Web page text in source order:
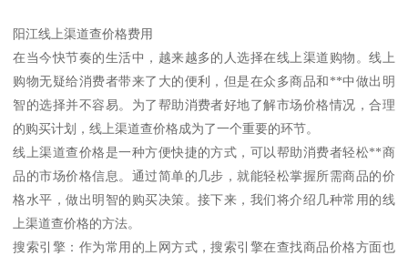
阳江线上渠道查价格费用
在当今快节奏的生活中，越来越多的人选择在线上渠道购物。线上
购物无疑给消费者带来了大的便利，但是在众多商品和**中做出明
智的选择并不容易。为了帮助消费者好地了解市场价格情况，合理
的购买计划，线上渠道查价格成为了一个重要的环节。
线上渠道查价格是一种方便快捷的方式，可以帮助消费者轻松**商
品的市场价格信息。通过简单的几步，就能轻松掌握所需商品的价
格水平，做出明智的购买决策。接下来，我们将介绍几种常用的线
上渠道查价格的方法。
搜索引擎：作为常用的上网方式，搜索引擎在查找商品价格方面也